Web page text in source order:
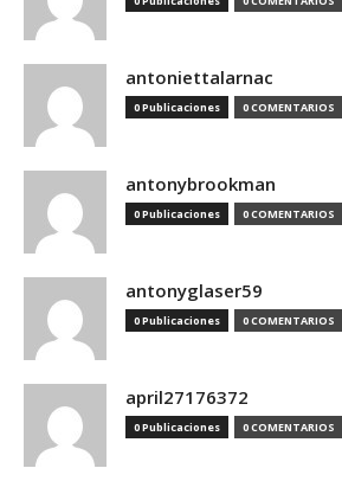
antoniettalarnac
0 Publicaciones 0 COMENTARIOS
antonybrookman
0 Publicaciones 0 COMENTARIOS
antonyglaser59
0 Publicaciones 0 COMENTARIOS
april27176372
0 Publicaciones 0 COMENTARIOS